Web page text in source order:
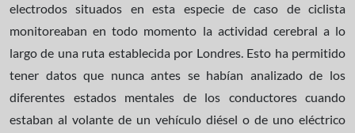
electrodos situados en esta especie de caso de ciclista
monitoreaban en todo momento la actividad cerebral a lo
largo de una ruta establecida por Londres. Esto ha permitido
tener datos que nunca antes se habían analizado de los
diferentes estados mentales de los conductores cuando
estaban al volante de un vehículo diésel o de uno eléctrico